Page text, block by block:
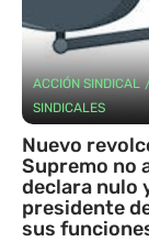
ACCIÓN SINDICAL
SINDICALES
Nuevo
Supremo no
declara nulo
presidente
sus